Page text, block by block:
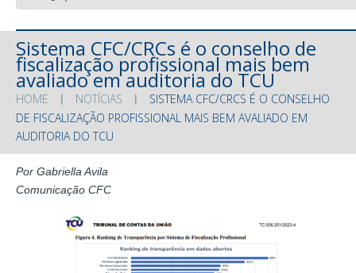
Sistema CFC/CRCs é o conselho de
fiscalização profissional mais bem
avaliado em auditoria do TCU
HOME NOTÍCIAS
SISTEMA CFC/CRCS É O CONSELHO
DE FISCALIZAÇÃO PROFISSIONAL MAIS BEM AVALIADO EM
AUDITORIA DO TCU
Por Gabriella Avila
Comunicação CFC